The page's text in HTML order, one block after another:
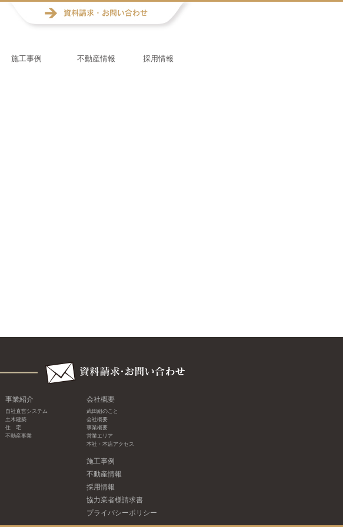
施工事例 不動産情報 採用情報
事業紹介
自社直営システム
土木建築
住 宅
不動産事業
会社概要
武田組のこと
会社概要
事業概要
営業エリア
本社・本店アクセス
施工事例
不動産情報
採用情報
協力業者様請求書
プライバシーポリシー